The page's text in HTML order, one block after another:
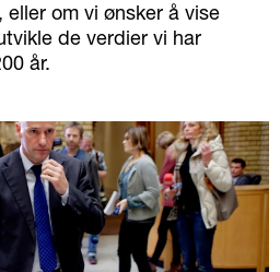
eller om vi ønsker å vise
de verdier vi har
år.